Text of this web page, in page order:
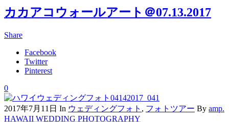
カカアコウォールアート＠07.13.2017
Share
Facebook
Twitter
Pinterest
0
2017年7月11日 In ウェディングフォト , フォトツアー By amp.
HAWAII WEDDING PHOTOGRAPHY